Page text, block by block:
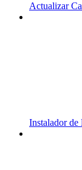
Actualizar
Instalador de